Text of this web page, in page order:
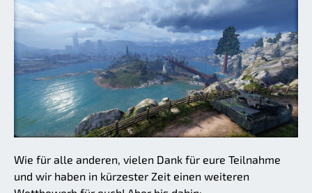
Wie für alle anderen, vielen Dank für eure Teilnahme
und wir haben in kürzester Zeit einen weiteren